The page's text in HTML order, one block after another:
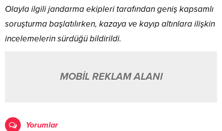
Olayla ilgili jandarma ekipleri tarafından geniş kapsamlı
soruşturma başlatılırken, kazaya ve kayıp altınlara ilişkin
incelemelerin sürdüğü bildirildi.
MOBİL REKLAM ALANI
Yorumlar